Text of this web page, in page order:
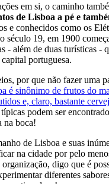
em si, o caminho
de Lisboa a pé e
e conhecidos como os
século 19, em 1900
- além de duas turísticas -
portuguesa.
por que não fazer uma
é sinônimo de frutos do
e, claro, bastante
podem ser
na boca!
de Lisboa e suas
na cidade por pelo
digo que é
diferentes